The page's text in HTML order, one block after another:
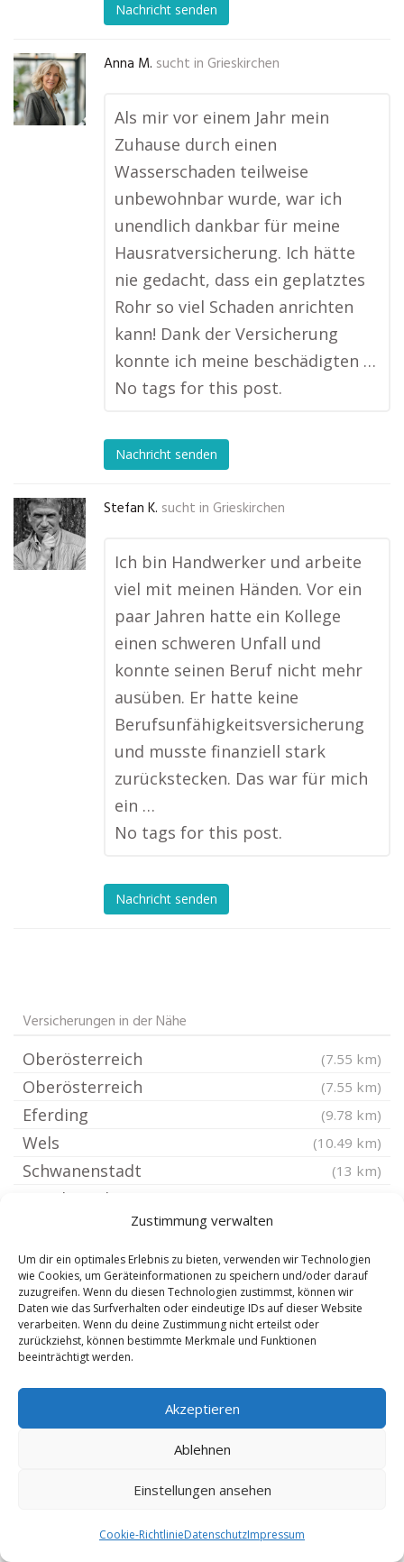
Zustimmung verwalten
Um dir ein optimales Erlebnis zu bieten, verwenden wir Technologien
wie Cookies, um Geräteinformationen zu speichern und/oder darauf
zuzugreifen. Wenn du diesen Technologien zustimmst, können wir
Daten wie das Surfverhalten oder eindeutige IDs auf dieser Website
verarbeiten. Wenn du deine Zustimmung nicht erteilst oder
zurückziehst, können bestimmte Merkmale und Funktionen
beeinträchtigt werden.
Akzeptieren
Ablehnen
Einstellungen ansehen
Cookie-RichtlinieDatenschutzImpressum
Nachricht senden
Anna M. sucht in Grieskirchen
Als mir vor einem Jahr mein
Zuhause durch einen
Wasserschaden teilweise
unbewohnbar wurde, war ich
unendlich dankbar für meine
Hausratversicherung. Ich hätte
nie gedacht, dass ein geplatztes
Rohr so viel Schaden anrichten
kann! Dank der Versicherung
konnte ich meine beschädigten …
No tags for this post.
Nachricht senden
Stefan K. sucht in Grieskirchen
Ich bin Handwerker und arbeite
viel mit meinen Händen. Vor ein
paar Jahren hatte ein Kollege
einen schweren Unfall und
konnte seinen Beruf nicht mehr
ausüben. Er hatte keine
Berufsunfähigkeitsversicherung
und musste finanziell stark
zurückstecken. Das war für mich
ein …
No tags for this post.
Nachricht senden
Versicherungen in der Nähe
Oberösterreich (7.55 km)
Oberösterreich (7.55 km)
Eferding (9.78 km)
Wels (10.49 km)
Schwanenstadt (13 km)
Marchtrenk
Ried im Innkreis
Attnang-Puchheim (16.19 km)
Laakirchen (17.86 km)
Leonding (19.36 km)
Linz Froschberg (20.22 km)
Linz Neue Heimat
Linz Pöstlingberg
Linz Auwiesen